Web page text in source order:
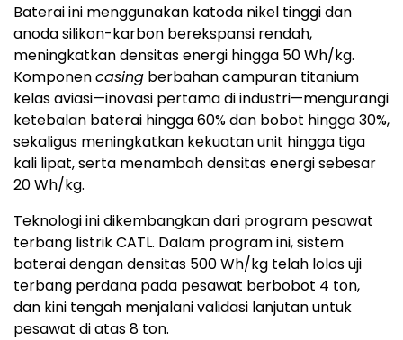
Baterai ini menggunakan katoda nikel tinggi dan
anoda silikon-karbon berekspansi rendah,
meningkatkan densitas energi hingga 50 Wh/kg.
Komponencasing berbahan campuran titanium
kelas aviasi—inovasi pertama di industri—mengurangi
ketebalan baterai hingga 60% dan bobot hingga 30%,
sekaligus meningkatkan kekuatan unit hingga tiga
kali lipat, serta menambah densitas energi sebesar
20 Wh/kg.
Teknologi ini dikembangkan dari program pesawat
terbang listrik CATL. Dalam program ini, sistem
baterai dengan densitas 500 Wh/kg telah lolos uji
terbang perdana pada pesawat berbobot 4 ton,
dan kini tengah menjalani validasi lanjutan untuk
pesawat di atas 8 ton.